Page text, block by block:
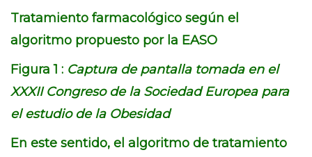
Tratamiento farmacológico según el
algoritmo propuesto por la EASO
Figura 1 : Captura de pantalla tomada en el
XXXII Congreso de la Sociedad Europea para
el estudio de la Obesidad
En este sentido, el algoritmo de tratamiento